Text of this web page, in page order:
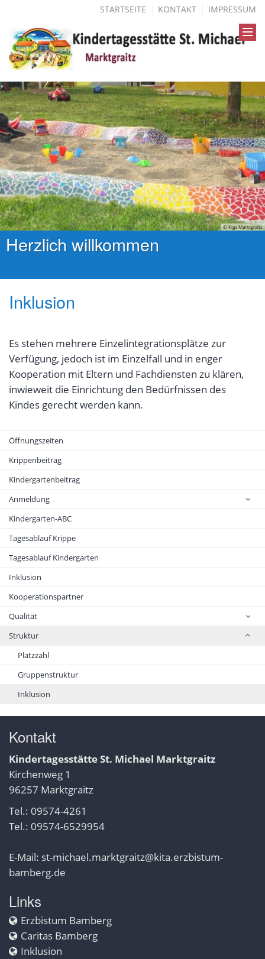
STARTSEITE KONTAKT IMPRESSUM
© Kiga Marktgraitz
Herzlich willkommen
Inklusion
Es stehen mehrere Einzelintegrationsplätze zur
Verfügung, jedoch ist im Einzelfall und in enger
Kooperation mit Eltern und Fachdiensten zu klären,
inwieweit die Einrichtung den Bedürfnissen des
Kindes gerecht werden kann.
Öffnungszeiten
Krippenbeitrag
Kindergartenbeitrag
Anmeldung
Kindergarten-ABC
Tagesablauf Krippe
Tagesablauf Kindergarten
Inklusion
Kooperationspartner
Qualität
Struktur
Platzzahl
Gruppenstruktur
Inklusion
Kontakt
Kindertagesstätte St. Michael Marktgraitz
Kirchenweg 1
96257 Marktgraitz
Tel.: 09574-4261
Tel.: 09574-6529954
E-Mail: st-michael.marktgraitz@kita.erzbistum-
bamberg.de
Links
Erzbistum Bamberg
Caritas Bamberg
Inklusion